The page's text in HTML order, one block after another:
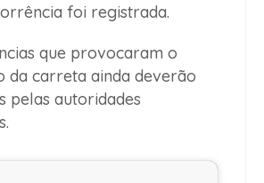
foi registrada.
que provocaram o
da carreta ainda deverão
pelas autoridades